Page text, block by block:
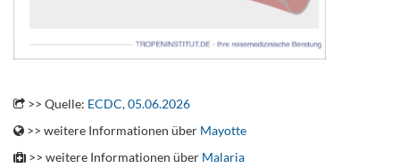
>> Quelle: ECDC, 05.06.2026
>> weitere Informationen über Mayotte
>> weitere Informationen über Malaria